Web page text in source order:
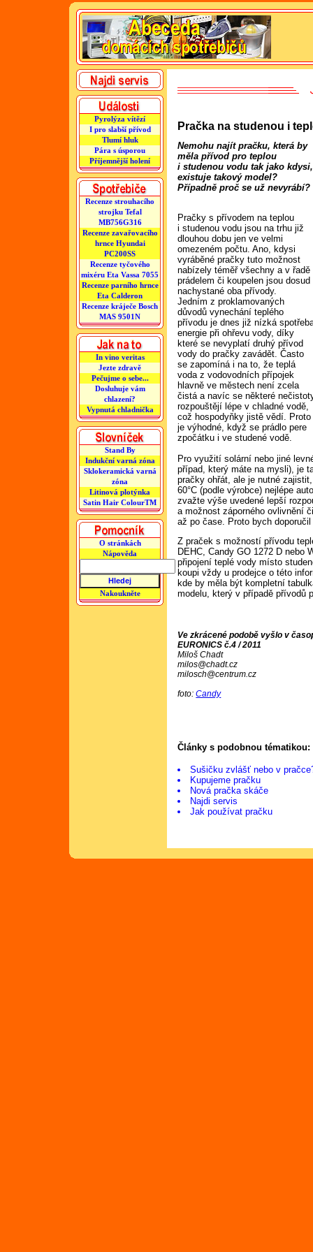
Pyrolýza vítězí
I pro slabší přívod
Tlumí hluk
Pára s úsporou
Příjemnější holení
Recenze strouhacího
strojku Tefal
MB756G316
Recenze zavařovacího
hrnce Hyundai
PC200SS
Recenze tyčového
mixéru Eta Vassa 7055
Recenze parního hrnce
Eta Calderon
Recenze kráječe Bosch
MAS 9501N
In vino veritas
Jezte zdravě
Pečujme o sebe...
Dosluhuje vám
chlazení?
Vypnutá chladnička
Stand By
Indukční varná zóna
Sklokeramická varná
zóna
Litinová plotýnka
Satin Hair ColourTM
O stránkách
Nápověda
Nakoukněte
Pračka na studenou i
Nemohu najít pračku, která by
měla přívod pro teplou
i studenou vodu tak jako kdysi,
existuje takový model?
Případně proč se už nevyrábí?
Pračky s přívodem na teplou
i studenou vodu jsou na trhu již
dlouhou dobu jen ve velmi
omezeném počtu. Ano, kdysi
vyráběné pračky tuto možnost
nabízely téměř všechny a v řadě
prádelem či koupelen jsou dosud
nachystané oba přívody.
Jedním z proklamovaných
důvodů vynechání teplého
přívodu je dnes již nízká
energie při ohřevu vody, díky
které se nevyplatí druhý přívod
vody do pračky zavádět. Často
se zapomíná i na to, že teplá
voda z vodovodních přípojek
hlavně ve městech není zcela
čistá a navíc se některé
rozpouštějí lépe v chladné vodě,
což hospodyňky jistě vědí. Proto
je výhodné, když se prádlo pere
zpočátku i ve studené vodě.
Pro využití solární nebo jiné
případ, který máte na mysli), je
pračky ohřát, ale je nutné
60°C (podle výrobce) nejlépe
zvažte výše uvedené lepší
a možnost záporného ovlivnění
až po čase. Proto bych
Z praček s možností přívodu
DEHC, Candy GO 1272 D nebo
připojení teplé vody místo
koupi vždy u prodejce o této
kde by měla být kompletní
modelu, který v případě přívodů
Ve zkrácené podobě vyšlo v
EURONICS č.4 / 2011
Miloš Chadt
milos@chadt.cz
milosch@centrum.cz
foto:Candy
Články s podobnou tématikou:
Sušičku zvlášť nebo v
Kupujeme pračku
Nová pračka skáče
Najdi servis
Jak používat pračku